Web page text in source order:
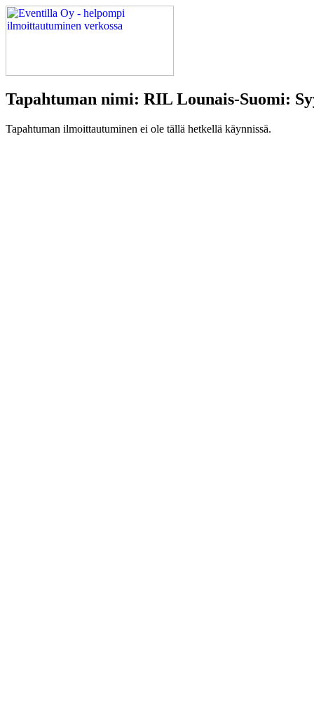
Tapahtuman nimi: RIL Lounais-Suomi:
Tapahtuman ilmoittautuminen ei ole tällä hetkellä käynnissä.